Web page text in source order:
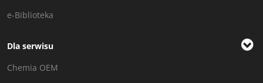
e-Biblioteka
Dla serwisu
Chemia OEM